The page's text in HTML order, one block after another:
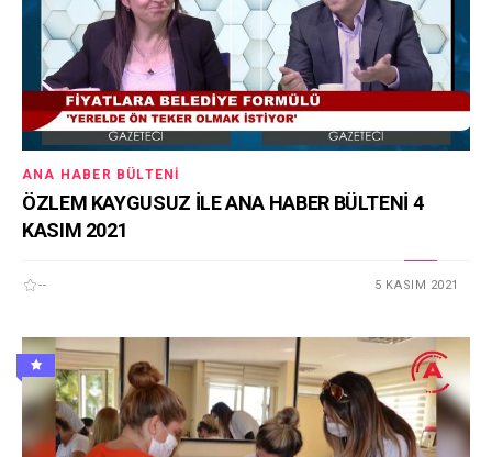
ANA HABER BÜLTENI
ÖZLEM KAYGUSUZ İLE ANA HABER BÜLTENİ 4
KASIM 2021
-- 5 KASIM 2021